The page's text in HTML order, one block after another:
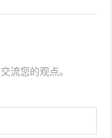
流您的观点。